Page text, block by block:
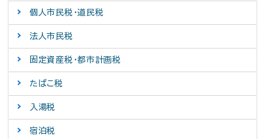
個人市民税・道民税
法人市民税
固定資産税・都市計画税
たばこ税
入湯税
宿泊税